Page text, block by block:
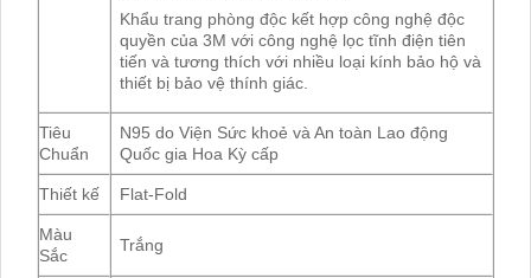
Khẩu trang phòng độc kết hợp công nghệ độc
quyền của 3M với công nghệ lọc tĩnh điện tiên
tiến và tương thích với nhiều loại kính bảo hộ và
thiết bị bảo vệ thính giác.
Tiêu
Chuẩn
N95 do Viện Sức khoẻ và An toàn Lao động
Quốc gia Hoa Kỳ cấp
Thiết kế Flat-Fold
Màu
Sắc
Trắng